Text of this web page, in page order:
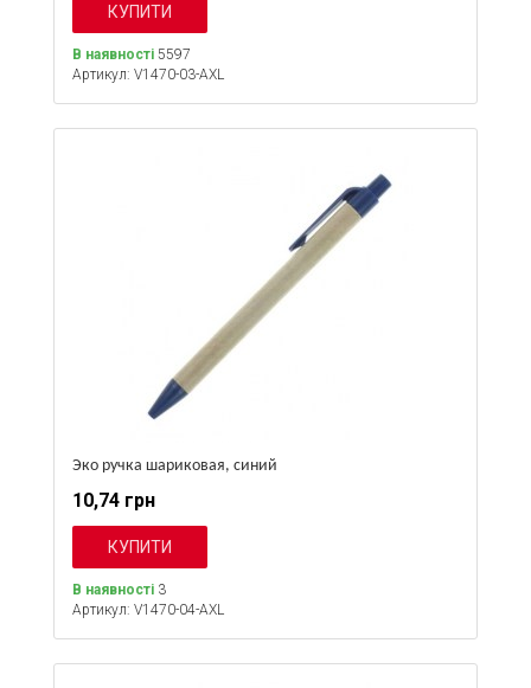
В наявності 5597
Артикул: V1470-03-AXL
Эко ручка шариковая, синий
10,74 грн
В наявності 3
Артикул: V1470-04-AXL